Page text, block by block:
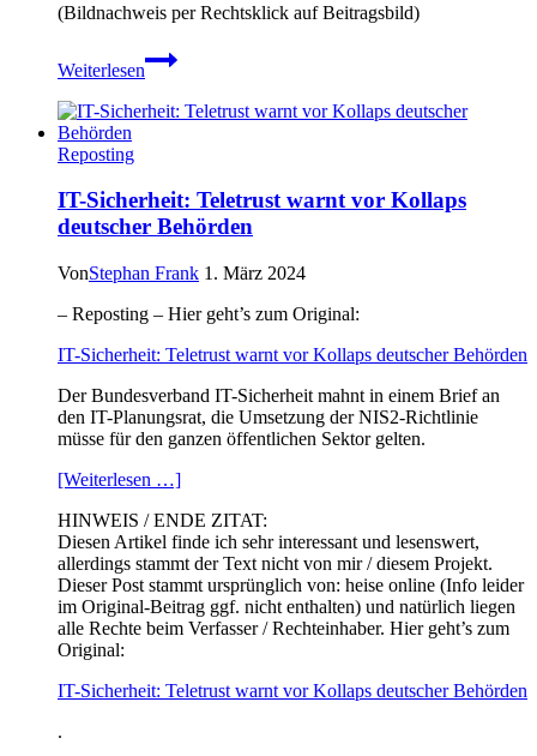
(Bildnachweis per Rechtsklick auf Beitragsbild)
Weiterlesen
Datenleck
bei
Sports
Mitglieder
waren
Reposting
IT-Sicherheit: Teletrust warnt vor Kollaps
deutscher Behörden
VonStephan Frank 1. März 2024
– Reposting – Hier geht’s zum Original:
IT-Sicherheit: Teletrust warnt vor Kollaps deutscher Behörden
Der Bundesverband IT-Sicherheit mahnt in einem Brief an
den IT-Planungsrat, die Umsetzung der NIS2-Richtlinie
müsse für den ganzen öffentlichen Sektor gelten.​
[Weiterlesen …]
HINWEIS / ENDE ZITAT:
Diesen Artikel finde ich sehr interessant und lesenswert,
allerdings stammt der Text nicht von mir / diesem Projekt.
Dieser Post stammt ursprünglich von: heise online (Info leider
im Original-Beitrag ggf. nicht enthalten) und natürlich liegen
alle Rechte beim Verfasser / Rechteinhaber. Hier geht’s zum
Original:
IT-Sicherheit: Teletrust warnt vor Kollaps deutscher Behörden
.